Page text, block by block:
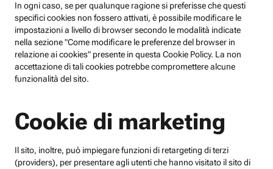
In ogni caso, se per qualunque ragione si preferisse che questi
specifici cookies non fossero attivati, è possibile modificare le
impostazioni a livello di browser secondo le modalità indicate
nella sezione "Come modificare le preferenze del browser in
relazione ai cookies" presente in questa Cookie Policy. La non
accettazione di tali cookies potrebbe compromettere alcune
funzionalità del sito.
Cookie di marketing
Il sito, inoltre, può impiegare funzioni di retargeting di terzi
(providers), per presentare agli utenti che hanno visitato il sito di